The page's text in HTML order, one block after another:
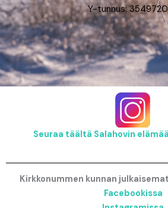
Y-tunnus:
Seuraa täältä Salahovin
Kirkkonummen kunnan
Facebookissa